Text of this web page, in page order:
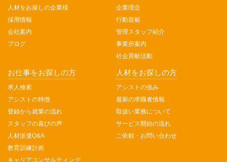
人材をお探しの企業様
採用情報
会社案内
ブログ
企業理念
行動規範
管理スタッフ紹介
事業所案内
社会貢献活動
お仕事をお探しの方
求人検索
アシストの特徴
登録から就業の流れ
スタッフの喜びの声
人材派遣Q&A
教育訓練計画
キャリアコンサルティング
人材をお探しの方
アシストの強み
最新の求職者情報
取扱い業務について
サービス開始の流れ
ご依頼・お問い合わせ